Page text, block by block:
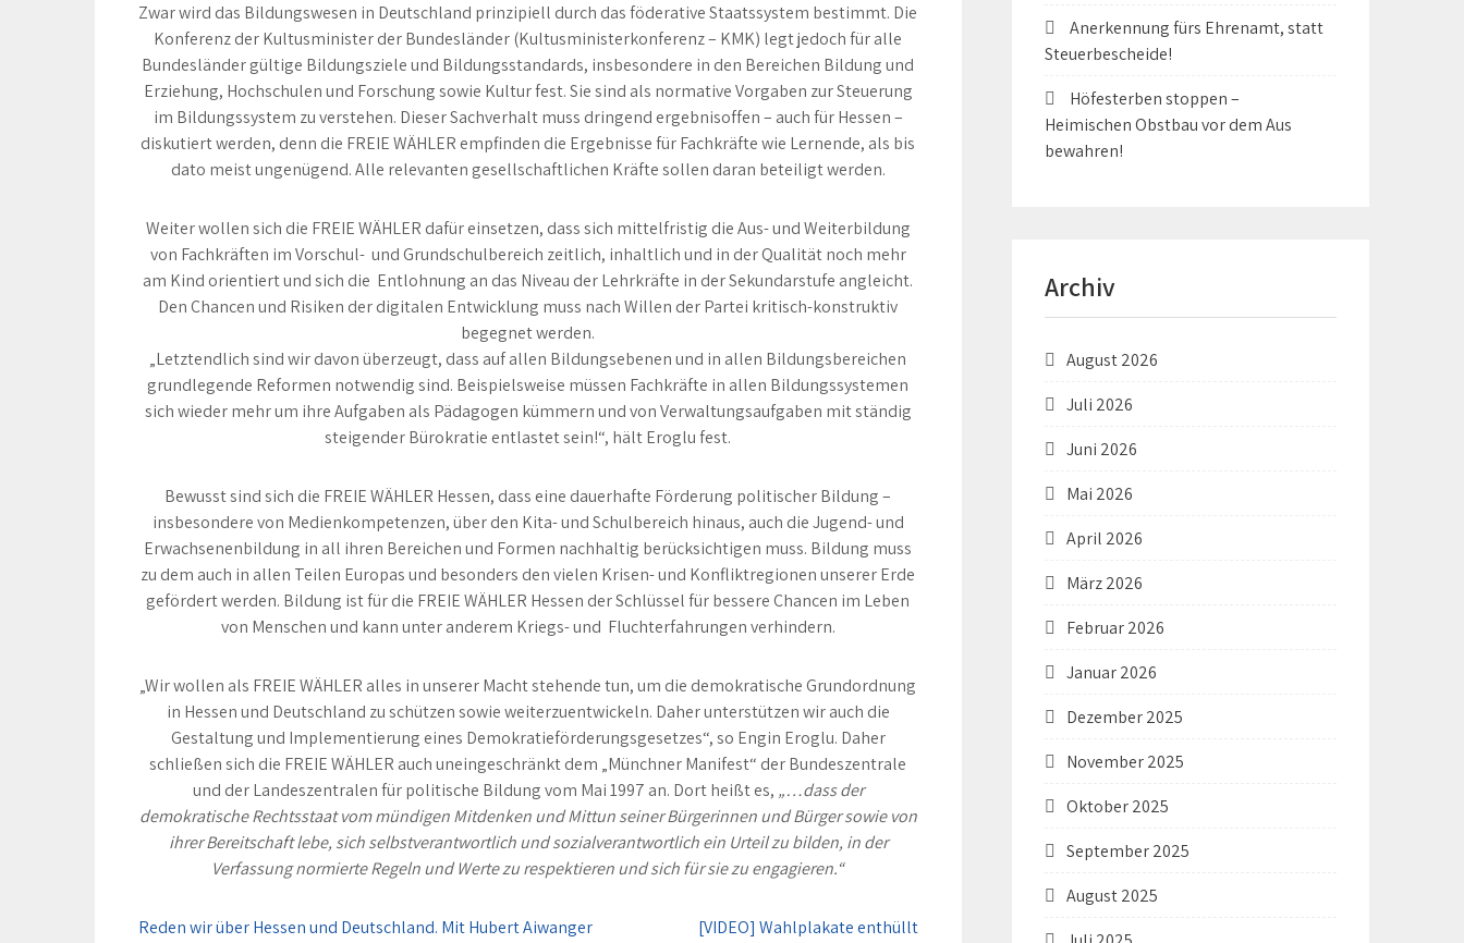
Zwar wird das Bildungswesen in Deutschland prinzipiell durch das föderative Staatssystem bestimmt. Die
Konferenz der Kultusminister der Bundesländer (Kultusministerkonferenz – KMK) legt jedoch für alle
Bundesländer gültige Bildungsziele und Bildungsstandards, insbesondere in den Bereichen Bildung und
Erziehung, Hochschulen und Forschung sowie Kultur fest. Sie sind als normative Vorgaben zur Steuerung
im Bildungssystem zu verstehen. Dieser Sachverhalt muss dringend ergebnisoffen – auch für Hessen –
diskutiert werden, denn die FREIE WÄHLER empfinden die Ergebnisse für Fachkräfte wie Lernende, als bis
dato meist ungenügend. Alle relevanten gesellschaftlichen Kräfte sollen daran beteiligt werden.
Weiter wollen sich die FREIE WÄHLER dafür einsetzen, dass sich mittelfristig die Aus- und Weiterbildung
von Fachkräften im Vorschul- und Grundschulbereich zeitlich, inhaltlich und in der Qualität noch mehr
am Kind orientiert und sich die Entlohnung an das Niveau der Lehrkräfte in der Sekundarstufe angleicht.
Den Chancen und Risiken der digitalen Entwicklung muss nach Willen der Partei kritisch-konstruktiv
begegnet werden.
„Letztendlich sind wir davon überzeugt, dass auf allen Bildungsebenen und in allen Bildungsbereichen
grundlegende Reformen notwendig sind. Beispielsweise müssen Fachkräfte in allen Bildungssystemen
sich wieder mehr um ihre Aufgaben als Pädagogen kümmern und von Verwaltungsaufgaben mit ständig
steigender Bürokratie entlastet sein!“, hält Eroglu fest.
Bewusst sind sich die FREIE WÄHLER Hessen, dass eine dauerhafte Förderung politischer Bildung –
insbesondere von Medienkompetenzen, über den Kita- und Schulbereich hinaus, auch die Jugend- und
Erwachsenenbildung in all ihren Bereichen und Formen nachhaltig berücksichtigen muss. Bildung muss
zu dem auch in allen Teilen Europas und besonders den vielen Krisen- und Konfliktregionen unserer Erde
gefördert werden. Bildung ist für die FREIE WÄHLER Hessen der Schlüssel für bessere Chancen im Leben
von Menschen und kann unter anderem Kriegs- und Fluchterfahrungen verhindern.
„Wir wollen als FREIE WÄHLER alles in unserer Macht stehende tun, um die demokratische Grundordnung
in Hessen und Deutschland zu schützen sowie weiterzuentwickeln. Daher unterstützen wir auch die
Gestaltung und Implementierung eines Demokratieförderungsgesetzes“, so Engin Eroglu. Daher
schließen sich die FREIE WÄHLER auch uneingeschränkt dem „Münchner Manifest“ der Bundeszentrale
und der Landeszentralen für politische Bildung vom Mai 1997 an. Dort heißt es, „…dass der
demokratische Rechtsstaat vom mündigen Mitdenken und Mittun seiner Bürgerinnen und Bürger sowie von
ihrer Bereitschaft lebe, sich selbstverantwortlich und sozialverantwortlich ein Urteil zu bilden, in der
Verfassung normierte Regeln und Werte zu respektieren und sich für sie zu engagieren.“
Reden wir über Hessen und Deutschland. Mit Hubert Aiwanger [VIDEO] Wahlplakate enthüllt
Anerkennung fürs Ehrenamt, statt
Steuerbescheide!
Höfesterben stoppen –
Heimischen Obstbau vor dem Aus
bewahren!
Archiv
August 2026
Juli 2026
Juni 2026
Mai 2026
April 2026
März 2026
Februar 2026
Januar 2026
Dezember 2025
November 2025
Oktober 2025
September 2025
August 2025